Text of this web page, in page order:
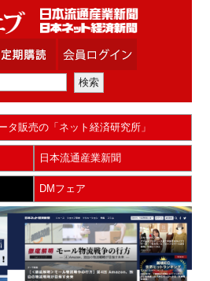
タ販売の「ネット経済研究所」
日本流通産業新聞
DMフェア